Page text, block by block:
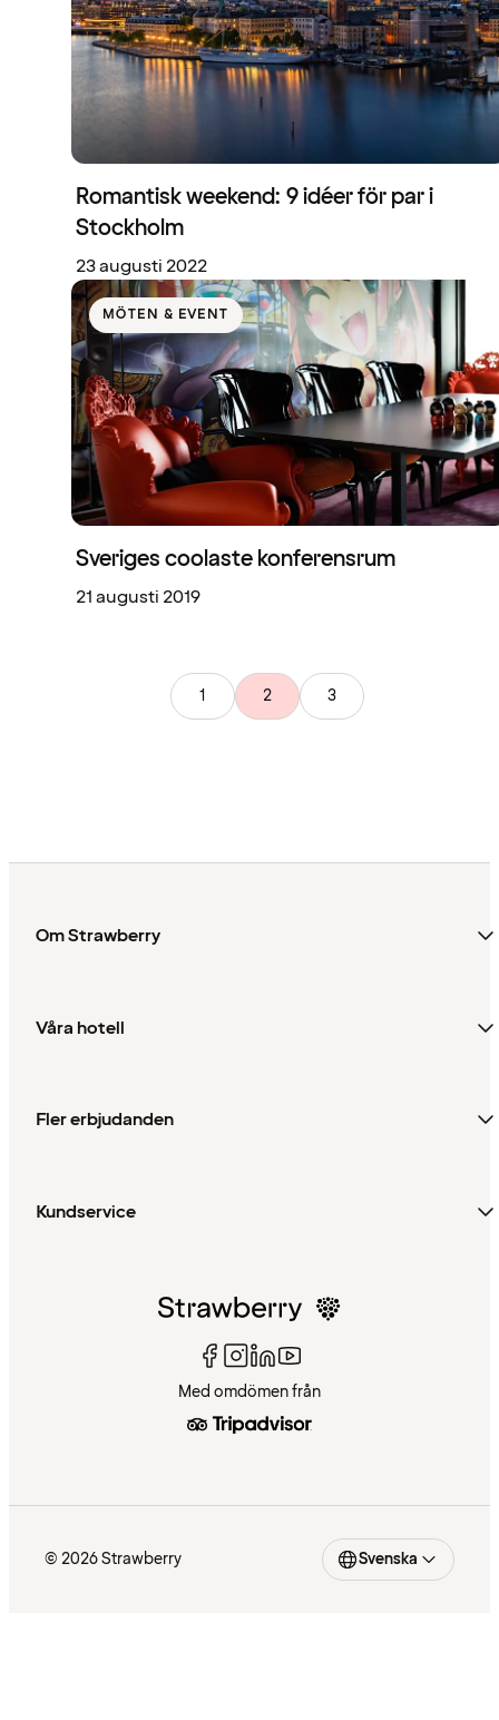
Romantisk weekend: 9 idéer för par i
Stockholm
23 augusti 2022
MÖTEN & EVENT
Sveriges coolaste konferensrum
21 augusti 2019
1 2 3
Om Strawberry
Våra hotell
Fler erbjudanden
Kundservice
Med omdömen från
© 2026 Strawberry Svenska